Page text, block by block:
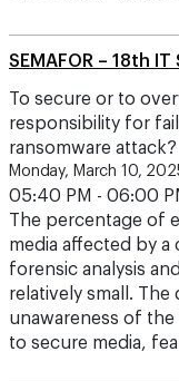
SEMAFOR – 18th
To secure or to
responsibility for
ransomware attack?
Monday, March 10,
05:40 PM - 06:00
The percentage of
media affected by
forensic analysis
relatively small.
unawareness of
to secure media,